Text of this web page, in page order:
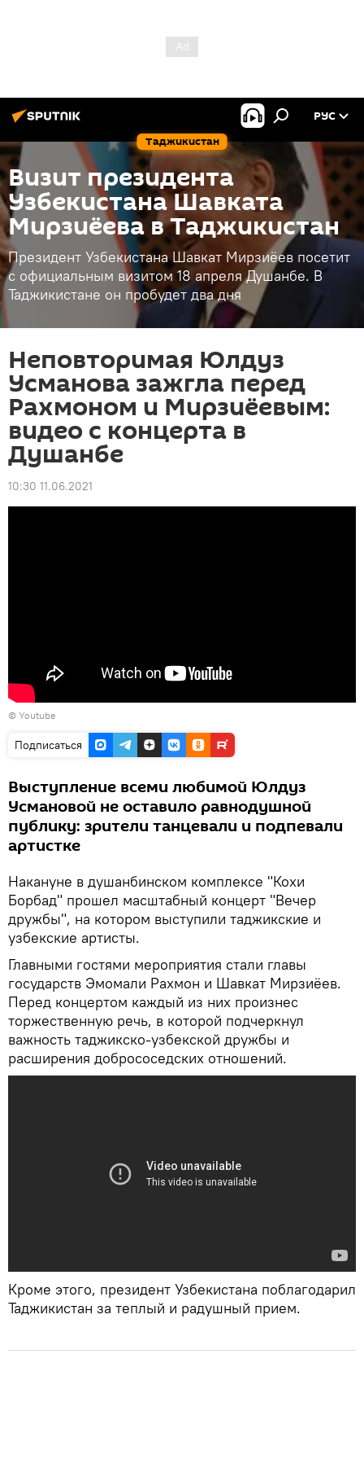
Таджикистан
РУС
Визит президента
Узбекистана Шавката
Мирзиёева в Таджикистан
Президент Узбекистана Шавкат Мирзиёев посетит
с официальным визитом 18 апреля Душанбе. В
Таджикистане он пробудет два дня
Неповторимая Юлдуз
Усманова зажгла перед
Рахмоном и Мирзиёевым:
видео с концерта в
Душанбе
10:30 11.06.2021
© Youtube
Подписаться
Выступление всеми любимой Юлдуз
Усмановой не оставило равнодушной
публику: зрители танцевали и подпевали
артистке
Накануне в душанбинском комплексе "Кохи
Борбад" прошел масштабный концерт "Вечер
дружбы", на котором выступили таджикские и
узбекские артисты.
Главными гостями мероприятия стали главы
государств Эмомали Рахмон и Шавкат Мирзиёев.
Перед концертом каждый из них произнес
торжественную речь, в которой подчеркнул
важность таджикско-узбекской дружбы и
расширения добрососедских отношений.
Кроме этого, президент Узбекистана поблагодарил
Таджикистан за теплый и радушный прием.